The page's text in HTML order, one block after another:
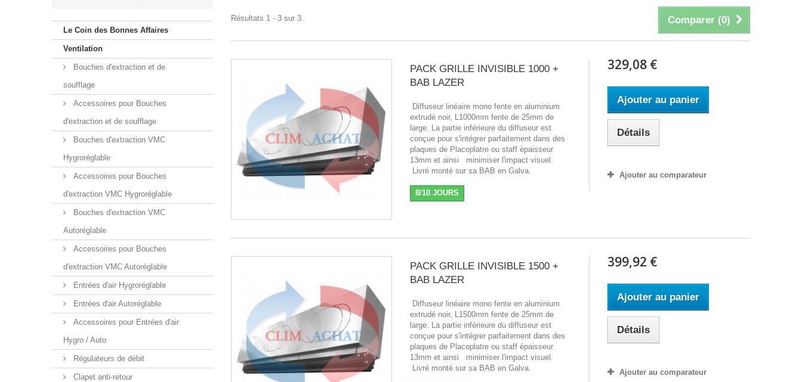
Le Coin des Bonnes Affaires
Ventilation
Bouches d'extraction et de
soufflage
Accessoires pour Bouches
d'extraction et de soufflage
Bouches d'extraction VMC
Hygroréglable
Accessoires pour Bouches
d'extraction VMC Hygroréglable
Bouches d'extraction VMC
Autoréglable
Accessoires pour Bouches
d'extraction VMC Autoréglable
Entrées d'air Hygroréglable
Entrées d'air Autoréglable
Accessoires pour Entrées d'air
Hygro / Auto
Régulateurs de débit
Clapet anti-retour
Comparer (0)
Résultats 1 - 3 sur 3.
PACK GRILLE INVISIBLE 1000 +
BAB LAZER
Diffuseur linéaire mono fente en aluminium
extrudé noir, L1000mm fente de 25mm de
large. La partie inférieure du diffuseur est
conçue pour s'intégrer parfaitement dans des
plaques de Placoplatre ou staff épaisseur
13mm et ainsi minimiser l'impact visuel.
Livré monté sur sa BAB en Galva.
8/10 JOURS
329,08 €
Ajouter au panier
Détails
Ajouter au comparateur
PACK GRILLE INVISIBLE 1500 +
BAB LAZER
Diffuseur linéaire mono fente en aluminium
extrudé noir, L1500mm fente de 25mm de
large. La partie inférieure du diffuseur est
conçue pour s'intégrer parfaitement dans des
plaques de Placoplatre ou staff épaisseur
13mm et ainsi minimiser l'impact visuel.
Livré monté sur sa BAB en Galva.
399,92 €
Ajouter au panier
Détails
Ajouter au comparateur